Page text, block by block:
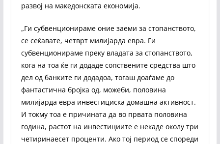
развој на македонската економија.
„Ги субвенционираме оние заеми за стопанството,
се сеќавате, четврт милијарда евра. Ги
субвенционираме преку владата за стопанството,
кога на тоа ќе ги додаде сопствените средства што
дел од банките ги додадоа, тогаш доаѓаме до
фантастична бројка од, можеби, половина
милијарда евра инвестициска домашна активност.
И токму тоа е причината да во првата половина
година, растот на инвестициите е некаде околу три
четиринаесет проценти. Ако тој период се спореди